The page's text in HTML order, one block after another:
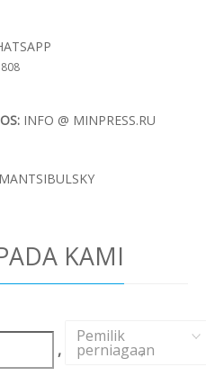
INFO @ MINPRESS.RU
KAMI
,
Pemilik
perniagaan
,